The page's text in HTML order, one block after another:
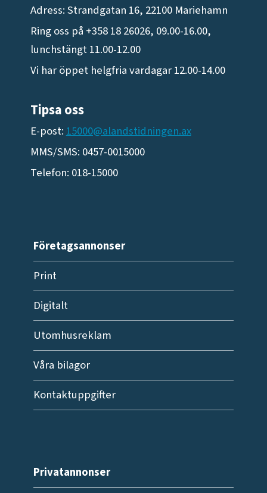
Adress: Strandgatan 16, 22100 Mariehamn
Ring oss på +358 18 26026, 09.00-16.00,
lunchstängt 11.00-12.00
Vi har öppet helgfria vardagar 12.00-14.00
Tipsa oss
E-post: 15000@alandstidningen.ax
MMS/SMS: 0457-0015000
Telefon: 018-15000
Företagsannonser
Print
Digitalt
Utomhusreklam
Våra bilagor
Kontaktuppgifter
Privatannonser